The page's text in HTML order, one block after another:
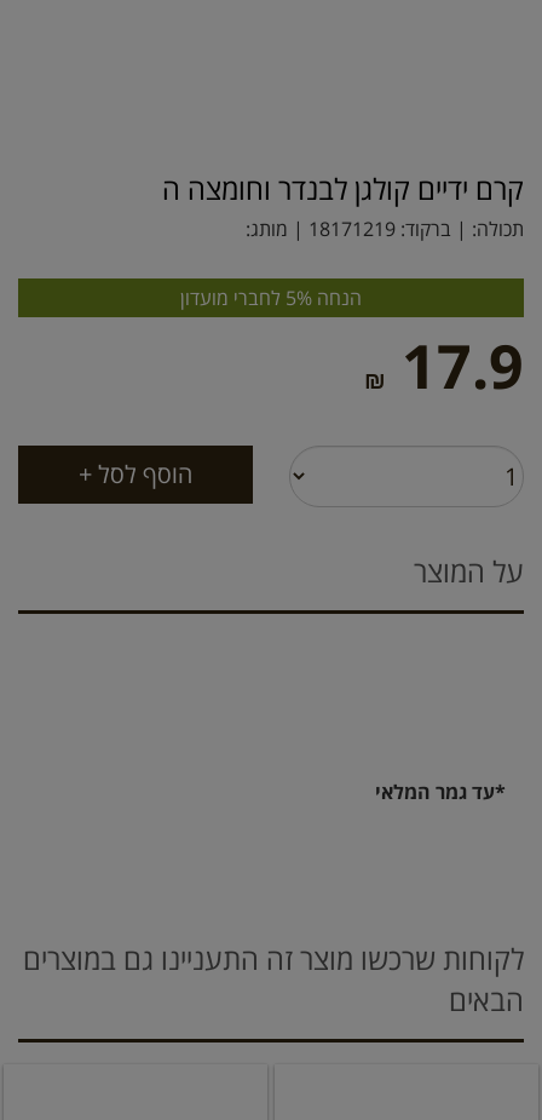
קרם ידיים קולגן לבנדר וחומצה ה
תכולה: | ברקוד: 18171219 | מותג:
הנחה 5% לחברי מועדון
17.9
₪
על המוצר
*עד גמר המלאי
לקוחות שרכשו מוצר זה התעניינו גם במוצרים
הבאים